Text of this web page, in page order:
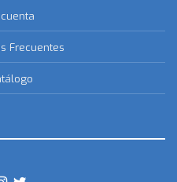
Frecuentes